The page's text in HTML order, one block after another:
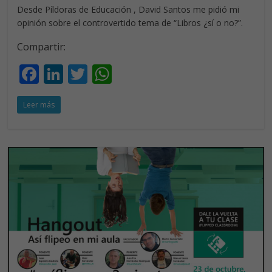
Desde Píldoras de Educación , David Santos me pidió mi
opinión sobre el controvertido tema de “Libros ¿sí o no?”.
Compartir:
F
ac
e
o
o
Li
dI
n
T
A
p
p
Leer más